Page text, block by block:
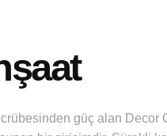
güç alan Decor